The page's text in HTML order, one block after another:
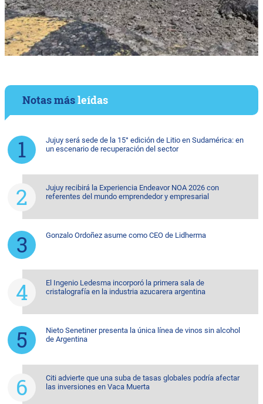
Notas másleídas
Jujuy será sede de la 15° edición de Litio en Sudamérica: en
un escenario de recuperación del sector
Jujuy recibirá la Experiencia Endeavor NOA 2026 con
referentes del mundo emprendedor y empresarial
Gonzalo Ordoñez asume como CEO de Lidherma
El Ingenio Ledesma incorporó la primera sala de
cristalografía en la industria azucarera argentina
Nieto Senetiner presenta la única línea de vinos sin alcohol
de Argentina
Citi advierte que una suba de tasas globales podría afectar
las inversiones en Vaca Muerta